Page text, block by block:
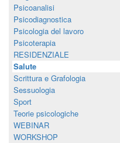
Psicoanalisi
Psicodiagnostica
Psicologia del lavoro
Psicoterapia
RESIDENZIALE
Salute
Scrittura e Grafologia
Sessuologia
Sport
Teorie psicologiche
WEBINAR
WORKSHOP